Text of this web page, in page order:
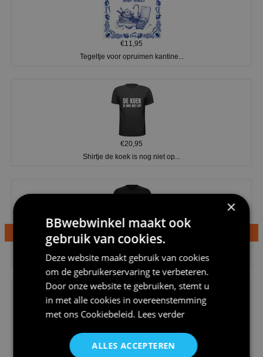
€11,95
Tegeltje voor opruimen kantine...
€20,95
Shirtje de koek is nog niet op...
€24,95
Dames v hals t-shirt prinses v...
€24,95
×
BBwebwinkel maakt ook
gebruik van cookies.
Deze website maakt gebruik van cookies
om de gebruikerservaring te verbeteren.
Door onze website te gebruiken, stemt u
in met alle cookies in overeenstemming
met ons Cookiebeleid. Lees verder
ALLES ACCEPTEREN